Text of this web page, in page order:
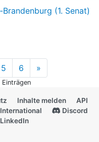
(1. Senat)
5 6 »
Inhalte melden
API
International
Discord
LinkedIn